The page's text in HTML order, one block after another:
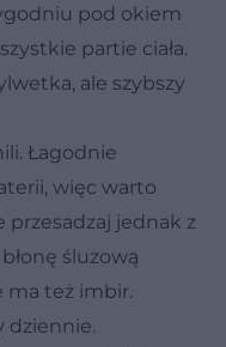
pod okiem
partie ciała.
ale szybszy
Łagodnie
więc warto
przesadzaj jednak z
śluzową
ma też imbir.
dziennie.